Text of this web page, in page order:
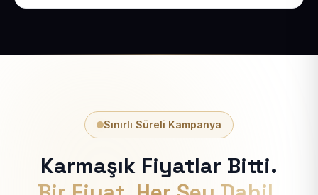
Sınırlı Süreli Kampanya
Karmaşık Fiyatlar Bitti.